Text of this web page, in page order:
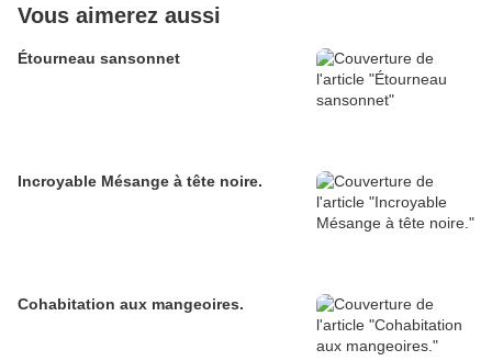
Vous aimerez aussi
Étourneau sansonnet
Incroyable Mésange à tête noire.
Cohabitation aux mangeoires.